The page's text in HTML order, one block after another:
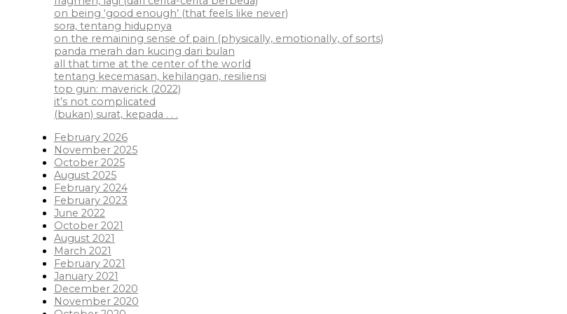
on being ‘good enough’ (that feels like never)
sora, tentang hidupnya
on the remaining sense of pain (physically, emotionally, of sorts)
panda merah dan kucing dari bulan
all that time at the center of the world
tentang kecemasan, kehilangan, resiliensi
top gun: maverick (2022)
it’s not complicated
(bukan) surat, kepada . . .
February 2026
November 2025
October 2025
August 2025
February 2024
February 2023
June 2022
October 2021
August 2021
March 2021
February 2021
January 2021
December 2020
November 2020